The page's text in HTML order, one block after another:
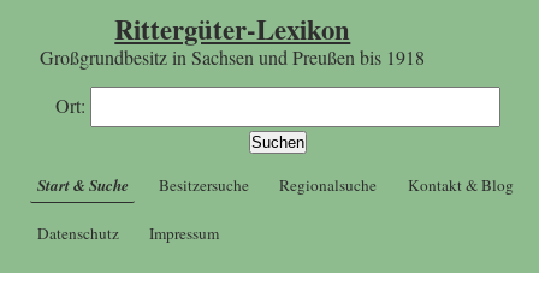
Rittergüter-Lexikon
Großgrundbesitz in Sachsen und Preußen bis 1918
Ort:
Start & Suche Besitzersuche Regionalsuche Kontakt & Blog
Datenschutz Impressum